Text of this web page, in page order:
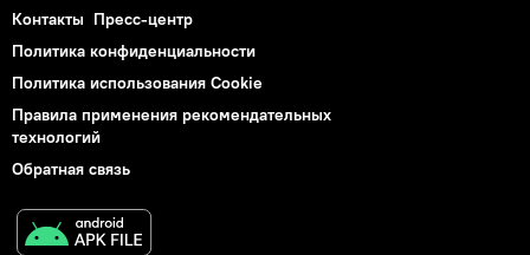
Контакты Пресс-центр
Политика конфиденциальности
Политика использования Cookie
Правила применения рекомендательных
технологий
Обратная связь